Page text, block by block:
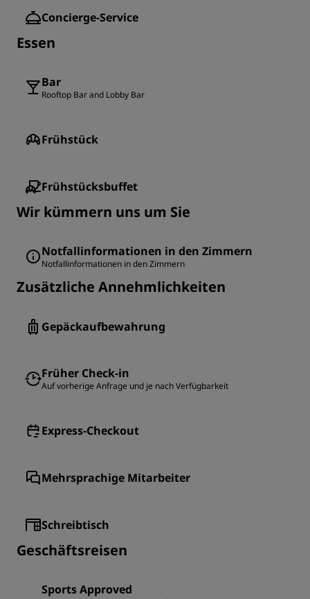
Concierge-Service
Essen
Bar
Rooftop Bar and Lobby Bar
Frühstück
Frühstücksbuffet
Wir kümmern uns um Sie
Notfallinformationen in den Zimmern
Notfallinformationen in den Zimmern
Zusätzliche Annehmlichkeiten
Gepäckaufbewahrung
Früher Check-in
Auf vorherige Anfrage und je nach Verfügbarkeit
Express-Checkout
Mehrsprachige Mitarbeiter
Schreibtisch
Geschäftsreisen
Sports Approved